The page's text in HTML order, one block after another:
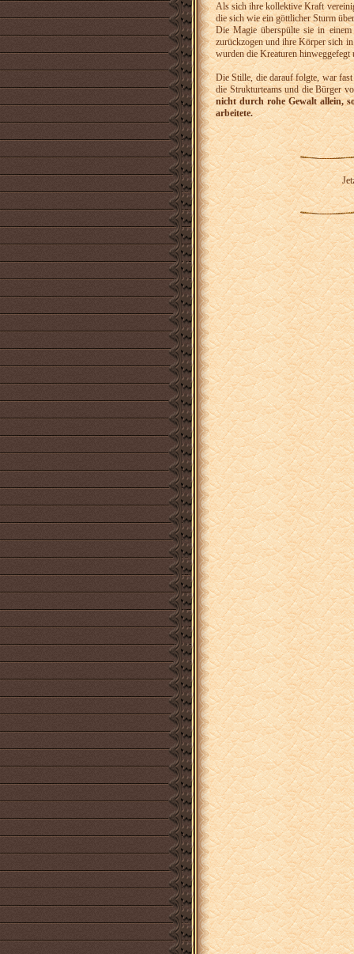
Als sich ihre kollektive Kraft
die sich wie ein göttlicher Sturm
Die Magie überspülte sie in
zurückzogen und ihre Körper sich in
wurden die Kreaturen hinweggefegt
Die Stille, die darauf folgte, war
die Strukturteams und die Bürger
nicht durch rohe Gewalt allein,
arbeitete.